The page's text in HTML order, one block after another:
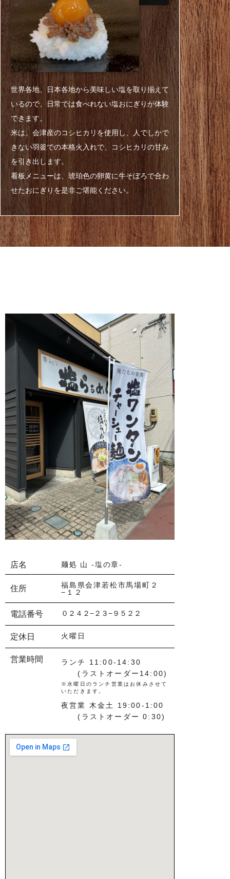
世界各地、日本各地から美味しい塩を取り揃えて
いるので、日常では食べれない塩おにぎりが体験
できます。
米は、会津産のコシヒカリを使用し、
人でしかで
きない羽釜での本格火入れで、コシヒカリの甘み
を引き出します。
看板メニューは、琥珀色の卵黄に牛そぼろで合わ
せたおにぎりを是非ご堪能ください。
店名 麺処 山 -塩の章-
住所
福島県会津若松市馬場町２
−１２
電話番号 ０２４２−２３−９５２２
定休日 火曜日
営業時間
ランチ 11:00-14:30
(ラストオーダー14:00)
※水曜日のランチ営業はお休みさせて
いただきます。
夜営業 木金土 19:00-1:00
(ラストオーダー 0:30)